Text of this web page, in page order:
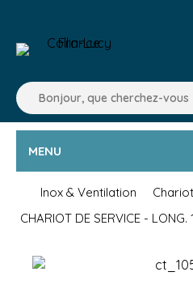
MENU
Inox & Ventilation
CHARIOT DE SERVICE -